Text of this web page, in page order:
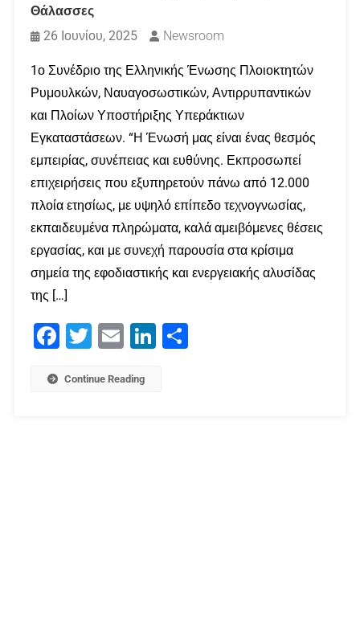
Θάλασσες
26 Ιουνίου, 2025
Newsroom
1ο Συνέδριο της Ελληνικής Ένωσης Πλοιοκτητών
Ρυμουλκών, Ναυαγοσωστικών, Αντιρρυπαντικών
και Πλοίων Υποστήριξης Υπεράκτιων
Εγκαταστάσεων. “Η Ένωσή μας είναι ένας θεσμός
εμπειρίας, συνέπειας και ευθύνης. Εκπροσωπεί
επιχειρήσεις που εξυπηρετούν πάνω από 12.000
πλοία ετησίως, με υψηλό επίπεδο τεχνογνωσίας,
εκπαιδευμένα πληρώματα, καλά αμειβόμενες θέσεις
εργασίας, και με συνεχή παρουσία στα κρίσιμα
σημεία της εφοδιαστικής και ενεργειακής αλυσίδας
της […]
Facebook
Twitter Email LinkedIn
Continue Reading